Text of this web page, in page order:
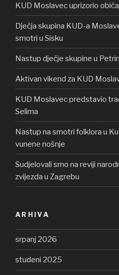
KUD Moslavec uprizorio
Dječja skupina KUD-a
smotri u Sisku
Nastup dječje skupine u
Aktivan vikend za KUD
KUD Moslavec predstavio
Selima
Nastup na smotri folklora u
vunene nošnje
Sudjelovali smo na reviji
zvijezda u Zagrebu
ARHIVA
srpanj 2026
studeni 2025